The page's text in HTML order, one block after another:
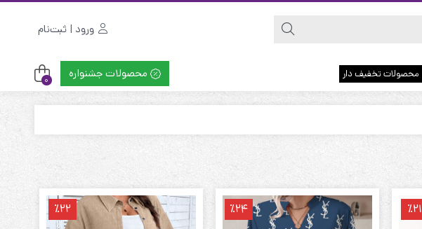
ورود | ثبت‌نام
محصولات تخفیف دار محصولات جشنواره 0
٪21 ٪24 ٪22